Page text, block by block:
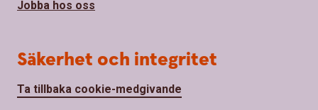
Jobba hos oss
Säkerhet och integritet
Ta tillbaka cookie-medgivande